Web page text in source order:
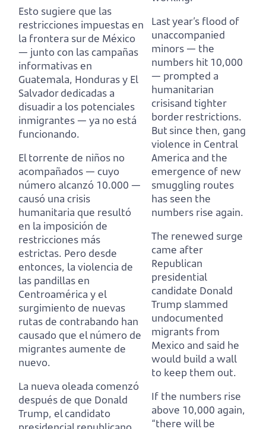
Esto sugiere que las
restricciones impuestas en
la frontera sur de México
— junto con las campañas
informativas en
Guatemala, Honduras y El
Salvador dedicadas a
disuadir a los potenciales
inmigrantes — ya no está
funcionando.
El torrente de niños no
acompañados — cuyo
número alcanzó 10.000 —
causó una crisis
humanitaria que resultó
en la imposición de
restricciones más
estrictas. Pero desde
entonces, la violencia de
las pandillas en
Centroamérica y el
surgimiento de nuevas
rutas de contrabando han
causado que el número de
migrantes aumente de
nuevo.
La nueva oleada comenzó
después de que Donald
Trump, el candidato
Last year’s flood of
unaccompanied
minors — the
numbers hit 10,000
— prompted a
humanitarian
crisisand tighter
border restrictions.
But since then, gang
violence in Central
America and the
emergence of new
smuggling routes
has seen the
numbers rise again.
The renewed surge
came after
Republican
presidential
candidate Donald
Trump slammed
undocumented
migrants from
Mexico and said he
would build a wall
to keep them out.
If the numbers rise
above 10,000 again,
“there will be